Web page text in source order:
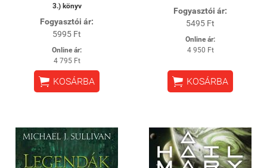
3.) könyv
Fogyasztói ár:
5995 Ft
Online ár:
4 795 Ft
 KOSÁRBA
Fogyasztói ár:
5495 Ft
Online ár:
4 950 Ft
 KOSÁRBA